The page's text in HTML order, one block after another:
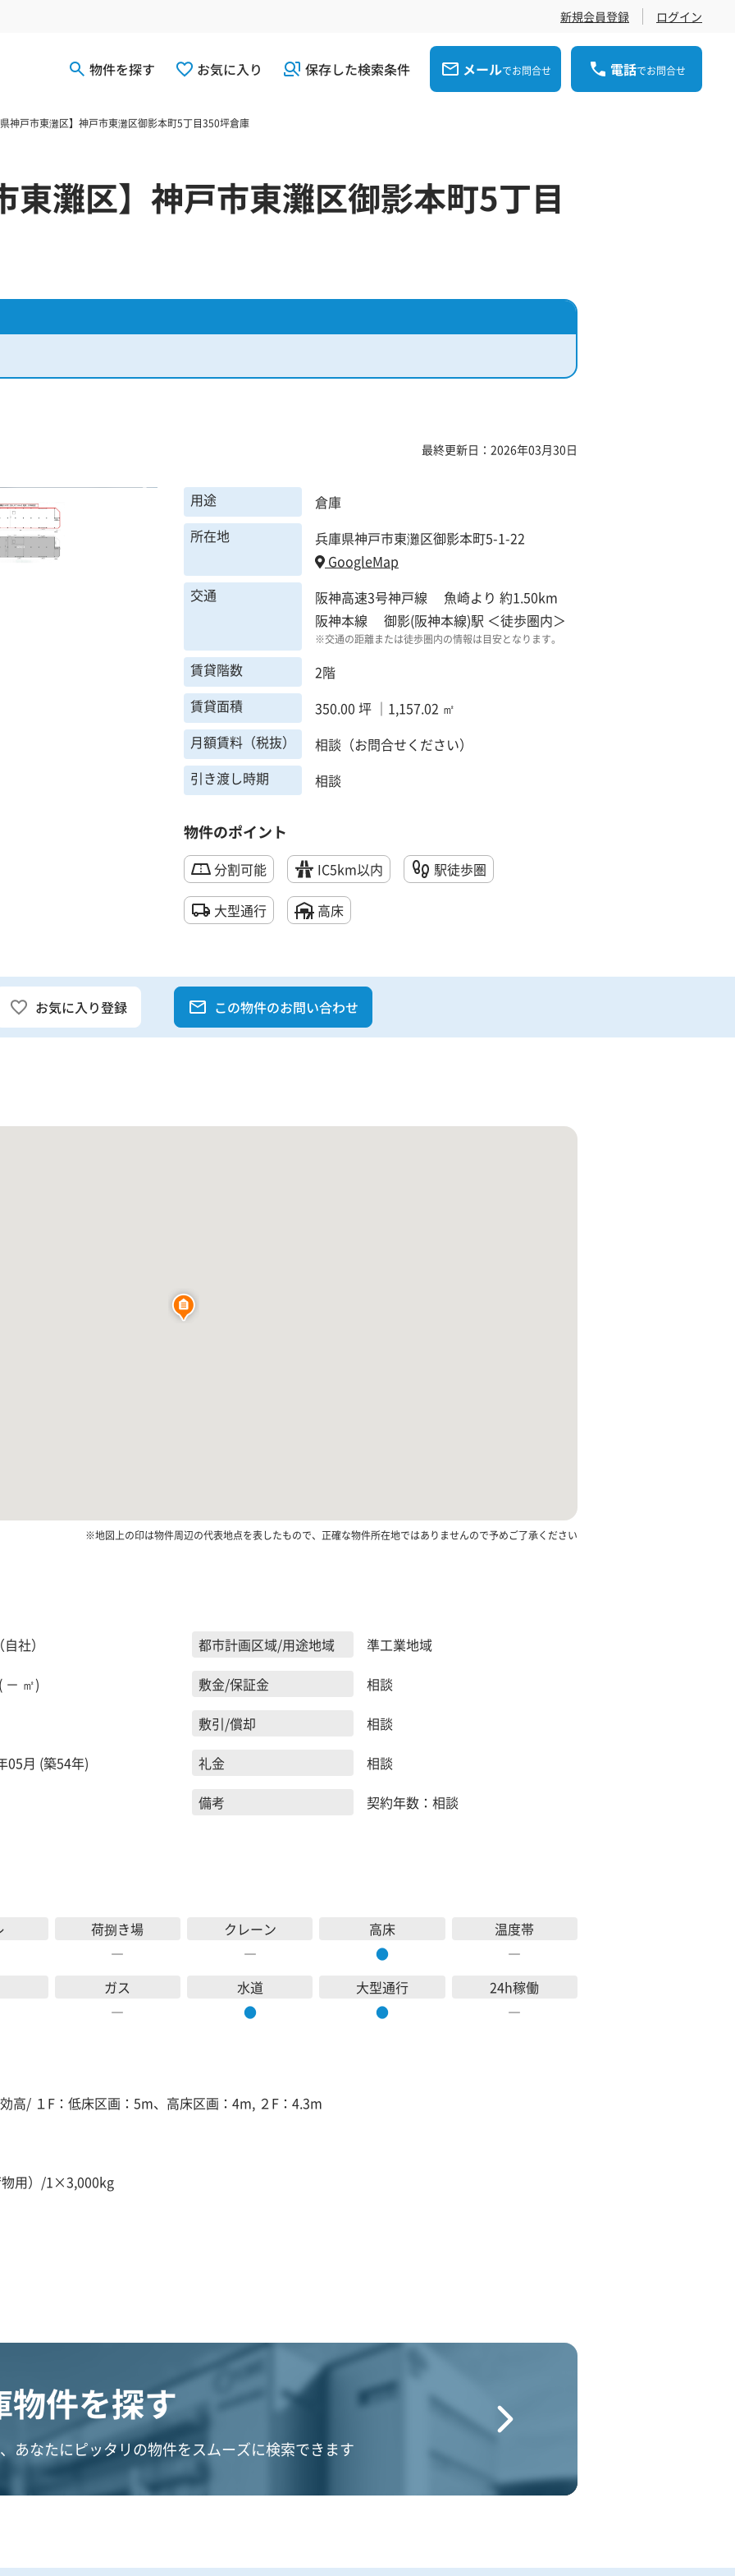
新規会員登録 ログイン
物件を探す お気に入り 保存した検索条件 メールでお問合せ 電話でお問合せ
神戸市東灘区】神戸市東灘区御影本町5丁目350坪倉庫
東灘区】神戸市東灘区御影本町5丁目
最終更新日：2026年03月30日
用途
倉庫
所在地
兵庫県神戸市東灘区御影本町5-1-22
GoogleMap
交通
阪神高速3号神戸線 魚崎より 約1.50km
阪神本線 御影(阪神本線)駅 ＜徒歩圏内＞
※交通の距離または徒歩圏内の情報は目安となります。
賃貸階数
2階
賃貸面積
350.00 坪 ｜1,157.02 ㎡
月額賃料（税抜）
相談（お問合せください）
引き渡し時期
相談
物件のポイント
分割可能 IC5km以内 駅徒歩圏
大型通行 高床
お気に入り登録 この物件のお問い合わせ
※地図上の印は物件周辺の代表地点を表したもので、正確な物件所在地ではありませんので予めご了承ください
社）
－ ㎡)
05月 (築54年)
都市計画区域/用途地域
準工業地域
敷金/保証金
相談
敷引/償却
相談
礼金
相談
備考
契約年数：相談
荷捌き場
―
クレーン
―
高床
●
温度帯
―
ガス
―
水道
●
大型通行
●
24h稼働
―
高/ １F：低床区画：5m、高床区画：4m, ２F：4.3m
物用）/1×3,000kg
物件を探す
あなたにピッタリの物件をスムーズに検索できます